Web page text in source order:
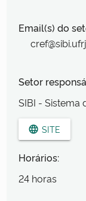
Email(s) do
Setor
SIBI - Sistema
language SITE
Horários:
24 horas